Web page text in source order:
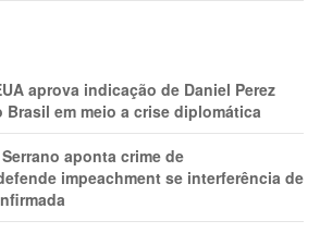
aprova indicação de Daniel Perez
Brasil em meio a crise diplomática
aponta crime de
impeachment se interferência de